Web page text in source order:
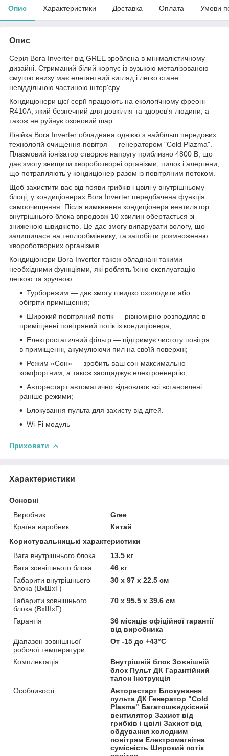
Опис Характеристики Доставка Оплата Умови
Опис
Серія Bora Inverter від GREE зроблена в мінімалістичному
дизайні. Стриманий білий корпус із вузькою металізованою
смугою внизу має елегантний вигляд і легко стане
невіддільною частиною інтер'єру.
Кондиціонери цієї серії працюють на екологічному фреоні
R410A, який безпечний для довкілля та здоров'я людини, а
також не руйнує озоновий шар.
Лінійка Bora Inverter обладнана однією з найбільш передових
технологій очищення повітря — генератором "Cold Plazma".
Плазмовий іонізатор створює напругу приблизно 4800 В, що
дає змогу знищити хвороботворні організми, пилок і алергени,
що потрапляють у кондиціонер разом із повітряним потоком.
Щоб захистити вас від появи грибків і цвілі у внутрішньому
блоці, у кондиціонерах Bora Inverter передбачена функція
самоочищення. Після вимкнення кондиціонера вентилятор
внутрішнього блока впродовж 10 хвилин обертається зі
зниженою швидкістю. Це дає змогу випарувати вологу, що
залишилася на теплообміннику, та запобігти розмноженню
хвороботворних організмів.
Кондиціонери Bora Inverter також обладнані такими
необхідними функціями, які роблять їхню експлуатацію
легкою та зручною:
Турборежим — дає змогу швидко охолодити або
обігріти приміщення;
Широкий повітряний потік — рівномірно розподіляє в
приміщенні повітряний потік із кондиціонера;
Електростатичний фільтр — підтримує чистоту повітря
в приміщенні, акумулюючи пил на своїй поверхні;
Режим «Сон» — зробить ваш сон максимально
комфортним, а також заощаджує електроенергію;
Авторестарт автоматично відновлює всі встановлені
раніше режими;
Блокування пульта для захисту від дітей.
Wi-Fi модуль
Приховати
Характеристики
Основні
Виробник
Gree
Країна виробник
Китай
Користувальницькі характеристики
Вага внутрішнього блока
13.5 кг
Вага зовнішнього блока
46 кг
Габарити внутрішнього
блока (ВхШхГ)
30 х 97 х 22.5 см
Габарити зовнішнього
блока (ВхШхГ)
70 х 95.5 х 39.6 см
Гарантія
36 місяців офіційної гарантії
від виробника
Діапазон зовнішньої
робочої температури
От -15 до +43°C
Комплектація
Внутрішній блок Зовнішній
блок Пульт ДК Гарантійний
талон Інструкція
Особливості
Авторестарт Блокування
пульта ДК Генератор "Cold
Plasma" Багатошвидкісний
вентилятор Захист від
грибків і цвілі Захист від
обдування холодним
повітрям Електромагнітна
сумісність Широкий потік